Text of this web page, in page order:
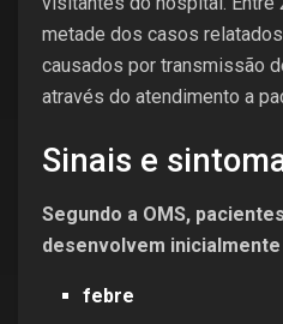
metade dos casos
causados por transmissão
através do atendimento a
Sinais e
Segundo a OMS,
desenvolvem
febre